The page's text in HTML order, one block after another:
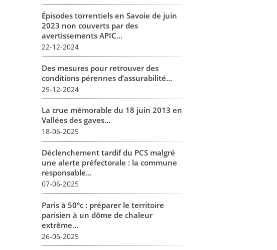
Épisodes torrentiels en Savoie de juin
2023 non couverts par des
avertissements APIC...
22-12-2024
Des mesures pour retrouver des
conditions pérennes d’assurabilité...
29-12-2024
La crue mémorable du 18 juin 2013 en
Vallées des gaves...
18-06-2025
Déclenchement tardif du PCS malgré
une alerte préfectorale : la commune
responsable...
07-06-2025
Paris à 50°c : préparer le territoire
parisien à un dôme de chaleur
extrême...
26-05-2025